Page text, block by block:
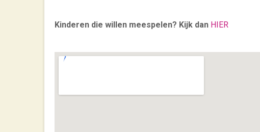
Kinderen die willen meespelen? Kijk dan HIER